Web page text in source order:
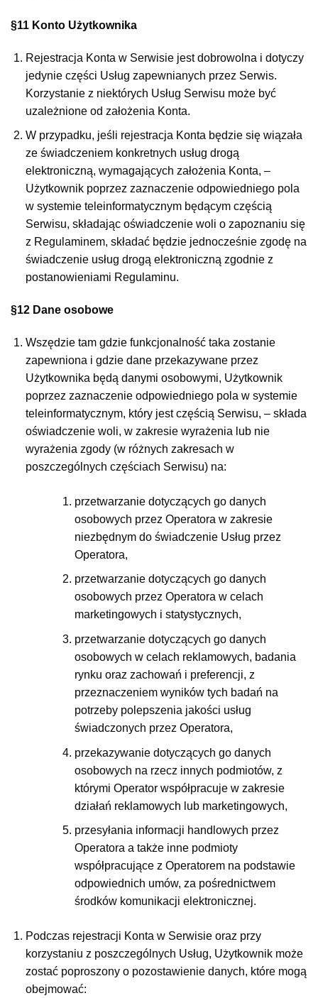
§11 Konto Użytkownika
Rejestracja Konta w Serwisie jest dobrowolna i dotyczy
jedynie części Usług zapewnianych przez Serwis.
Korzystanie z niektórych Usług Serwisu może być
uzależnione od założenia Konta.
W przypadku, jeśli rejestracja Konta będzie się wiązała
ze świadczeniem konkretnych usług drogą
elektroniczną, wymagających założenia Konta, –
Użytkownik poprzez zaznaczenie odpowiedniego pola
w systemie teleinformatycznym będącym częścią
Serwisu, składając oświadczenie woli o zapoznaniu się
z Regulaminem, składać będzie jednocześnie zgodę na
świadczenie usług drogą elektroniczną zgodnie z
postanowieniami Regulaminu.
§12 Dane osobowe
Wszędzie tam gdzie funkcjonalność taka zostanie
zapewniona i gdzie dane przekazywane przez
Użytkownika będą danymi osobowymi, Użytkownik
poprzez zaznaczenie odpowiedniego pola w systemie
teleinformatycznym, który jest częścią Serwisu, – składa
oświadczenie woli, w zakresie wyrażenia lub nie
wyrażenia zgody (w różnych zakresach w
poszczególnych częściach Serwisu) na:
przetwarzanie dotyczących go danych
osobowych przez Operatora w zakresie
niezbędnym do świadczenie Usług przez
Operatora,
przetwarzanie dotyczących go danych
osobowych przez Operatora w celach
marketingowych i statystycznych,
przetwarzanie dotyczących go danych
osobowych w celach reklamowych, badania
rynku oraz zachowań i preferencji, z
przeznaczeniem wyników tych badań na
potrzeby polepszenia jakości usług
świadczonych przez Operatora,
przekazywanie dotyczących go danych
osobowych na rzecz innych podmiotów, z
którymi Operator współpracuje w zakresie
działań reklamowych lub marketingowych,
przesyłania informacji handlowych przez
Operatora a także inne podmioty
współpracujące z Operatorem na podstawie
odpowiednich umów, za pośrednictwem
środków komunikacji elektronicznej.
Podczas rejestracji Konta w Serwisie oraz przy
korzystaniu z poszczególnych Usług, Użytkownik może
zostać poproszony o pozostawienie danych, które mogą
obejmować: